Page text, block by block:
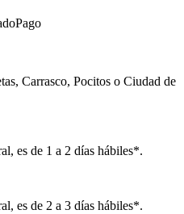
Carrasco, Pocitos o Ciudad de
es de 1 a 2 días hábiles*.
es de 2 a 3 días hábiles*.